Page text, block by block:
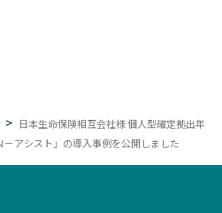
日本生命保険相互会社様 個人型確定拠出年
アシスト」の導入事例を公開しました